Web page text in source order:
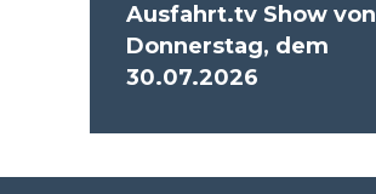
Ausfahrt.tv Show von
Donnerstag, dem
30.07.2026